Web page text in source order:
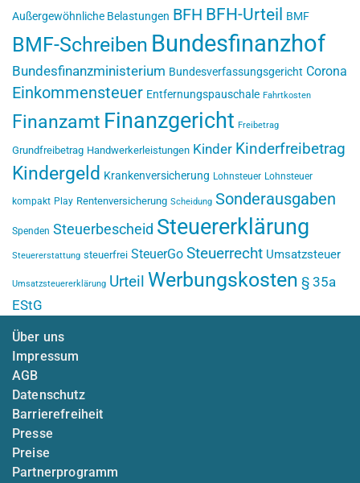
Außergewöhnliche Belastungen BFH BFH-Urteil BMF
BMF-Schreiben Bundesfinanzhof
Bundesfinanzministerium Bundesverfassungsgericht Corona
Einkommensteuer Entfernungspauschale Fahrtkosten
Finanzamt Finanzgericht Freibetrag
Grundfreibetrag Handwerkerleistungen Kinder Kinderfreibetrag
Kindergeld Krankenversicherung Lohnsteuer Lohnsteuer
kompakt Play Rentenversicherung Scheidung Sonderausgaben
Spenden Steuerbescheid Steuererklärung
Steuererstattung steuerfrei SteuerGo Steuerrecht Umsatzsteuer
Umsatzsteuererklärung Urteil Werbungskosten § 35a
EStG
Über uns
Impressum
AGB
Datenschutz
Barrierefreiheit
Presse
Preise
Partnerprogramm